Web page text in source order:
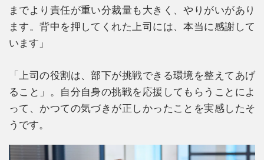
までより責任が重い分裁量も大きく、やりがいがあり
ます。背中を押してくれた上司には、本当に感謝して
います」
「上司の役割は、部下が挑戦できる環境を整えてあげ
ること」。自分自身の挑戦を応援してもらうことによ
って、かつての気づきが正しかったことを実感したそ
うです。